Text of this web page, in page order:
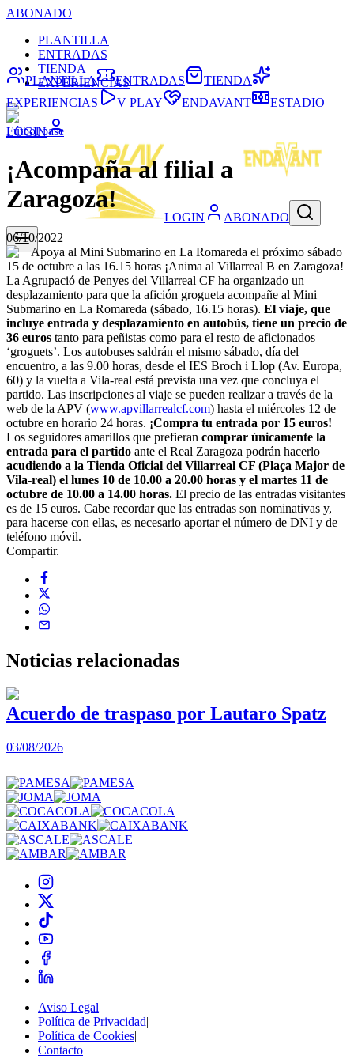
ABONADO
PLANTILLA
ENTRADAS
TIENDA
EXPERIENCIAS
LOGIN
LOGIN ABONADO
PLANTILLA ENTRADAS
TIENDA
EXPERIENCIAS
V PLAY ENDAVANT ESTADIO
Fútbol base
¡Acompaña al filial a
Zaragoza!
06/10/2022
Apoya al Mini Submarino en La Romareda el próximo sábado
15 de octubre a las 16.15 horas ¡Anima al Villarreal B en Zaragoza!
La Agrupació de Penyes del Villarreal CF ha organizado un
desplazamiento para que la afición grogueta acompañe al Mini
Submarino en La Romareda (sábado, 16.15 horas). El viaje, que
incluye entrada y desplazamiento en autobús, tiene un precio de
36 euros tanto para peñistas como para el resto de aficionados
‘groguets’. Los autobuses saldrán el mismo sábado, día del
encuentro, a las 9.00 horas, desde el IES Broch i Llop (Av. Europa,
60) y la vuelta a Vila-real está prevista una vez que concluya el
partido. Las inscripciones al viaje se pueden realizar a través de la
web de la APV (www.apvillarrealcf.com) hasta el miércoles 12 de
octubre en horario 24 horas. ¡Compra tu entrada por 15 euros!
Los seguidores amarillos que prefieran comprar únicamente la
entrada para el partido ante el Real Zaragoza podrán hacerlo
acudiendo a la Tienda Oficial del Villarreal CF (Plaça Major de
Vila-real) el lunes 10 de 10.00 a 20.00 horas y el martes 11 de
octubre de 10.00 a 14.00 horas. El precio de las entradas visitantes
es de 15 euros. Cabe recordar que las entradas son nominativas y,
para hacerse con ellas, es necesario aportar el número de DNI y de
teléfono móvil.
Compartir.
Noticias relacionadas
Acuerdo de traspaso por Lautaro Spatz
03/08/2026
Aviso Legal|
Política de Privacidad|
Política de Cookies|
Contacto